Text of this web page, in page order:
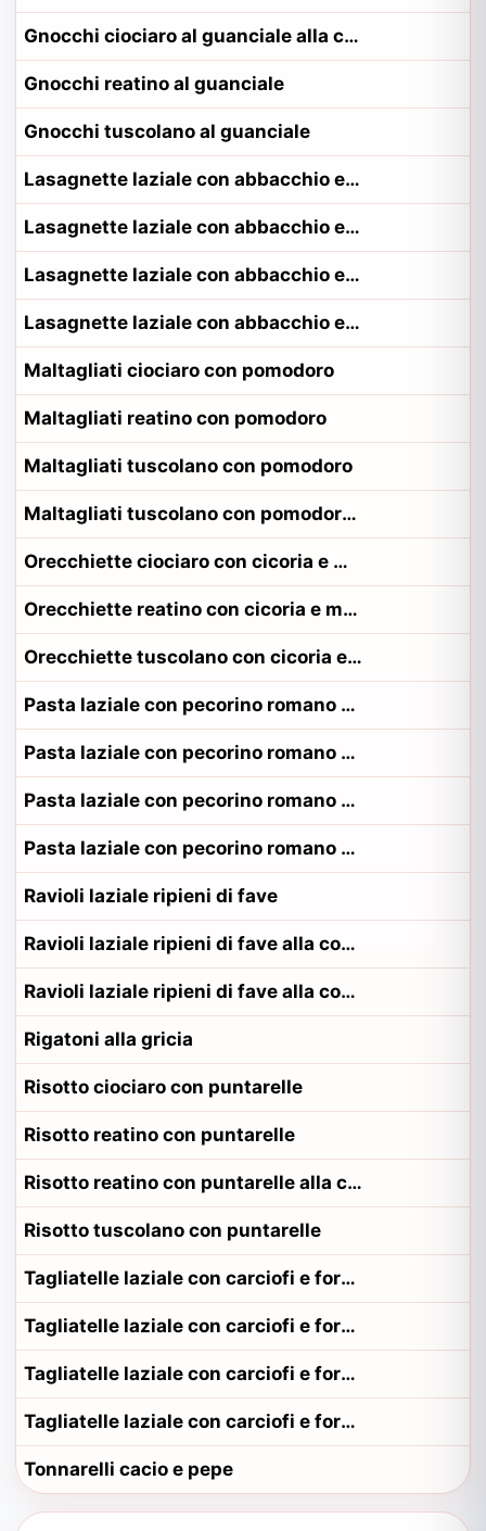
Gnocchi ciociaro al guanciale alla contadina ciociaro
Gnocchi reatino al guanciale
Gnocchi tuscolano al guanciale
Lasagnette laziale con abbacchio e pomodoro
Lasagnette laziale con abbacchio e pomodoro alla contadina pontino
Lasagnette laziale con abbacchio e pomodoro alla contadina romano
Lasagnette laziale con abbacchio e pomodoro alla contadina viterbese
Maltagliati ciociaro con pomodoro
Maltagliati reatino con pomodoro
Maltagliati tuscolano con pomodoro
Maltagliati tuscolano con pomodoro alla contadina tuscolano
Orecchiette ciociaro con cicoria e mollica
Orecchiette reatino con cicoria e mollica
Orecchiette tuscolano con cicoria e mollica
Pasta laziale con pecorino romano e guanciale
Pasta laziale con pecorino romano e guanciale alla contadina pontino
Pasta laziale con pecorino romano e guanciale alla contadina romano
Pasta laziale con pecorino romano e guanciale alla contadina viterbese
Ravioli laziale ripieni di fave
Ravioli laziale ripieni di fave alla contadina pontino
Ravioli laziale ripieni di fave alla contadina viterbese
Rigatoni alla gricia
Risotto ciociaro con puntarelle
Risotto reatino con puntarelle
Risotto reatino con puntarelle alla contadina reatino
Risotto tuscolano con puntarelle
Tagliatelle laziale con carciofi e formaggio
Tagliatelle laziale con carciofi e formaggio alla contadina pontino
Tagliatelle laziale con carciofi e formaggio alla contadina romano
Tagliatelle laziale con carciofi e formaggio alla contadina viterbese
Tonnarelli cacio e pepe